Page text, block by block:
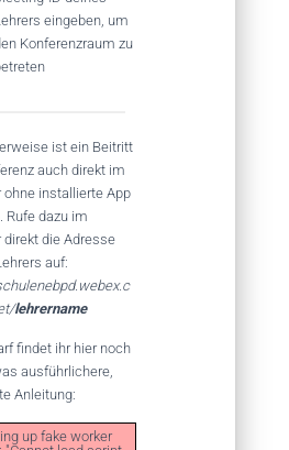
eingeben, um
Konferenzraum zu
ist ein Beitritt
auch direkt im
ohne installierte App
Rufe dazu im
direkt die Adresse
auf:
lehrername
findet ihr hier noch
ausführlichere,
Anleitung:
up fake worker